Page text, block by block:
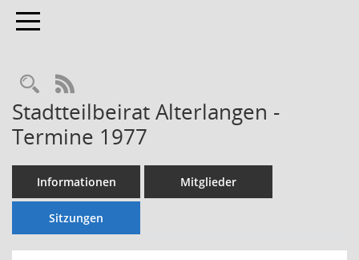
Toggle navigation
Rechercheauswahl
RSS-Feed
Stadtteilbeirat Alterlangen -
Termine 1977
Informationen Mitglieder
Sitzungen